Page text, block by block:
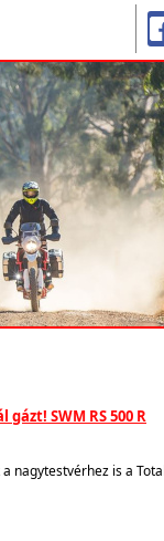
SWM RS 500 R
a nagytestvérhez is a